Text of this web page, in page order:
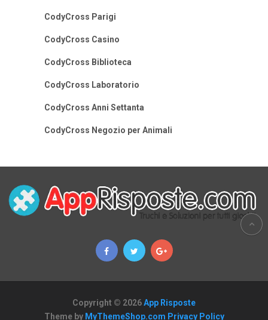
CodyCross Parigi
CodyCross Casino
CodyCross Biblioteca
CodyCross Laboratorio
CodyCross Anni Settanta
CodyCross Negozio per Animali
Copyright © 2026App Risposte
Theme by MyThemeShop.com Privacy Policy